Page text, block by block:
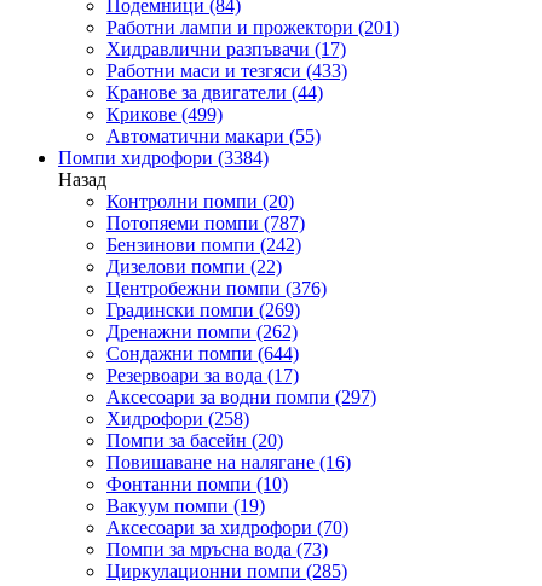
Подемници (84)
Работни лампи и прожектори (201)
Хидравлични разпъвачи (17)
Работни маси и тезгяси (433)
Кранове за двигатели (44)
Крикове (499)
Автоматични макари (55)
Помпи хидрофори (3384)
Назад
Контролни помпи (20)
Потопяеми помпи (787)
Бензинови помпи (242)
Дизелови помпи (22)
Центробежни помпи (376)
Градински помпи (269)
Дренажни помпи (262)
Сондажни помпи (644)
Резервоари за вода (17)
Аксесоари за водни помпи (297)
Хидрофори (258)
Помпи за басейн (20)
Повишаване на налягане (16)
Фонтанни помпи (10)
Вакуум помпи (19)
Аксесоари за хидрофори (70)
Помпи за мръсна вода (73)
Циркулационни помпи (285)